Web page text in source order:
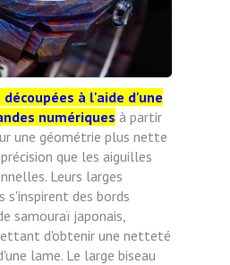
à l'aide d'une
numériques à partir
une géométrie plus nette
que les aiguilles
Leurs larges
s'inspirent des bords
samouraï japonais,
d'obtenir une netteté
lame. Le large biseau